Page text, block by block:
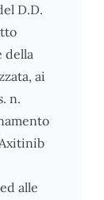
D.D.
della
ai
n.
alle